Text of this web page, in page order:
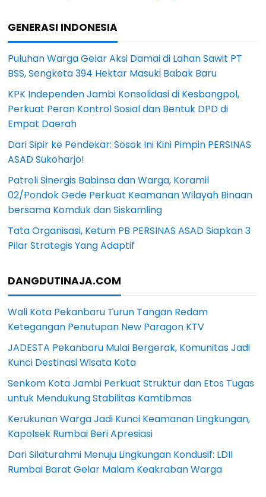
GENERASI INDONESIA
Puluhan Warga Gelar Aksi Damai di Lahan Sawit PT
BSS, Sengketa 394 Hektar Masuki Babak Baru
KPK Independen Jambi Konsolidasi di Kesbangpol,
Perkuat Peran Kontrol Sosial dan Bentuk DPD di
Empat Daerah
Dari Sipir ke Pendekar: Sosok Ini Kini Pimpin PERSINAS
ASAD Sukoharjo!
Patroli Sinergis Babinsa dan Warga, Koramil
02/Pondok Gede Perkuat Keamanan Wilayah Binaan
bersama Komduk dan Siskamling
Tata Organisasi, Ketum PB PERSINAS ASAD Siapkan 3
Pilar Strategis Yang Adaptif
DANGDUTINAJA.COM
Wali Kota Pekanbaru Turun Tangan Redam
Ketegangan Penutupan New Paragon KTV
JADESTA Pekanbaru Mulai Bergerak, Komunitas Jadi
Kunci Destinasi Wisata Kota
Senkom Kota Jambi Perkuat Struktur dan Etos Tugas
untuk Mendukung Stabilitas Kamtibmas
Kerukunan Warga Jadi Kunci Keamanan Lingkungan,
Kapolsek Rumbai Beri Apresiasi
Dari Silaturahmi Menuju Lingkungan Kondusif: LDII
Rumbai Barat Gelar Malam Keakraban Warga